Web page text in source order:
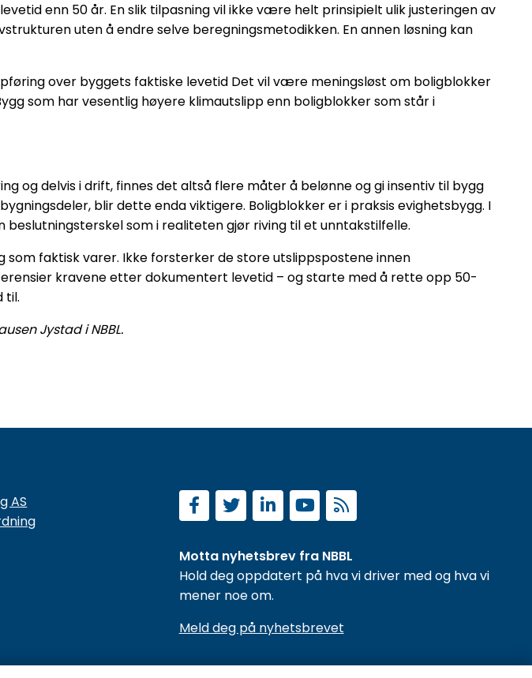
enn 50 år. En slik tilpasning vil ikke være helt prinsipielt ulik justeringen av
uten å endre selve beregningsmetodikken. En annen løsning kan
over byggets faktiske levetid Det vil være meningsløst om boligblokker
som har vesentlig høyere klimautslipp enn boligblokker som står i
og delvis i drift, finnes det altså flere måter å belønne og gi insentiv til bygg
blir dette enda viktigere. Boligblokker er i praksis evighetsbygg. I
som i realiteten gjør riving til et unntakstilfelle.
som faktisk varer. Ikke forsterker de store utslippspostene innen
kravene etter dokumentert levetid – og starte med å rette opp 50-
til.
Jystad i NBBL.
AS
Motta nyhetsbrev fra NBBL
Hold deg oppdatert på hva vi driver med og hva vi
mener noe om.
Meld deg på nyhetsbrevet